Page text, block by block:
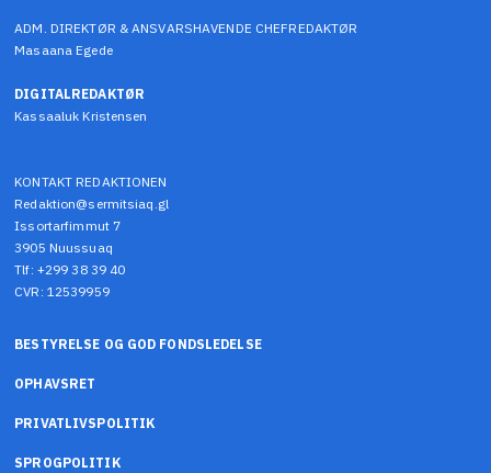
ADM. DIREKTØR & ANSVARSHAVENDE CHEFREDAKTØR
Masaana Egede
DIGITALREDAKTØR
Kassaaluk Kristensen
KONTAKT REDAKTIONEN
Redaktion@sermitsiaq.gl
Issortarfimmut 7
3905 Nuussuaq
Tlf: +299 38 39 40
CVR: 12539959
BESTYRELSE OG GOD FONDSLEDELSE
OPHAVSRET
PRIVATLIVSPOLITIK
SPROGPOLITIK